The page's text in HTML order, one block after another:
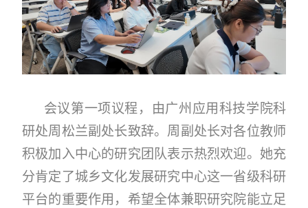
会议第一项议程，由广州应用科技学院科
研处周松兰副处长致辞。周副处长对各位教师
积极加入中心的研究团队表示热烈欢迎。她充
分肯定了城乡文化发展研究中心这一省级科研
平台的重要作用，希望全体兼职研究院能立足